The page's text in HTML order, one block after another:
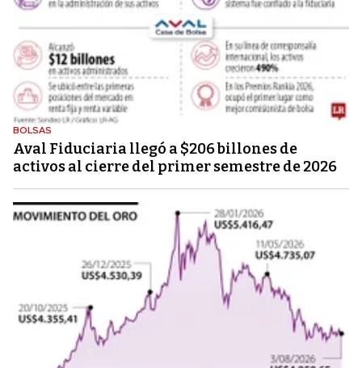
BOLSAS
Aval Fiduciaria llegó a $206 billones de
activos al cierre del primer semestre de 2026